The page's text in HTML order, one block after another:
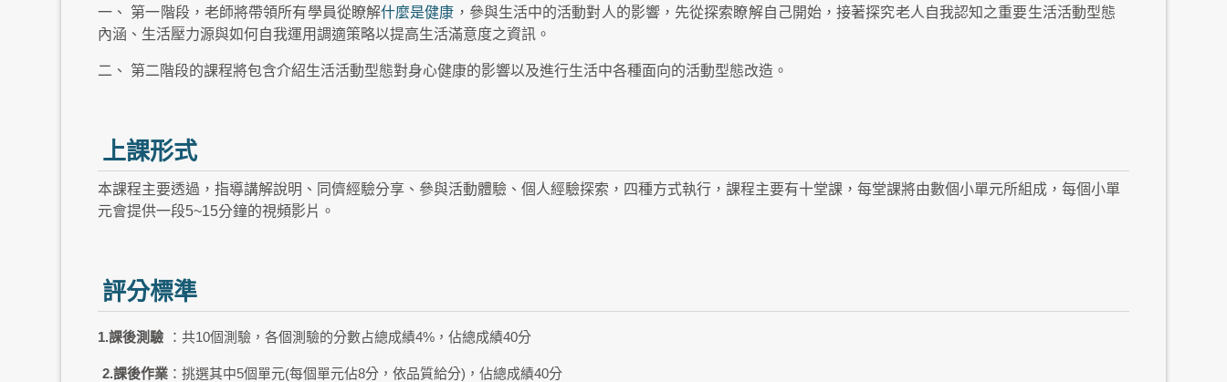
一、 第一階段，老師將帶領所有學員從瞭解什麼是健康 ，參與生活中的活動對人的影響，先從探索瞭解自己開始，接著探究老人自我認知之重要生活活動型態
內涵、生活壓力源與如何自我運用調適策略以提高生活滿意度之資訊。
二、 第二階段的課程將包含介紹生活活動型態對身心健康的影響以及進行生活中各種面向的活動型態改造。
上課形式
本課程主要透過，指導講解說明、同儕經驗分享、參與活動體驗、個人經驗探索，四種方式執行，課程主要有十堂課，每堂課將由數個小單元所組成，每個小單
元會提供一段5~15分鐘的視頻影片。
評分標準
1.課後測驗 ：共10個測驗，各個測驗的分數占總成績4%，佔總成績40分
2.課後作業 ：挑選其中5個單元(每個單元佔8分，依品質給分)，佔總成績40分